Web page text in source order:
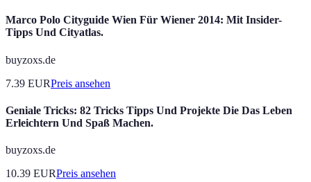
Marco Polo Cityguide Wien Für Wiener 2014: Mit Insider-
Tipps Und Cityatlas.
buyzoxs.de
7.39 EURPreis ansehen
Geniale Tricks: 82 Tricks Tipps Und Projekte Die Das Leben
Erleichtern Und Spaß Machen.
buyzoxs.de
10.39 EURPreis ansehen